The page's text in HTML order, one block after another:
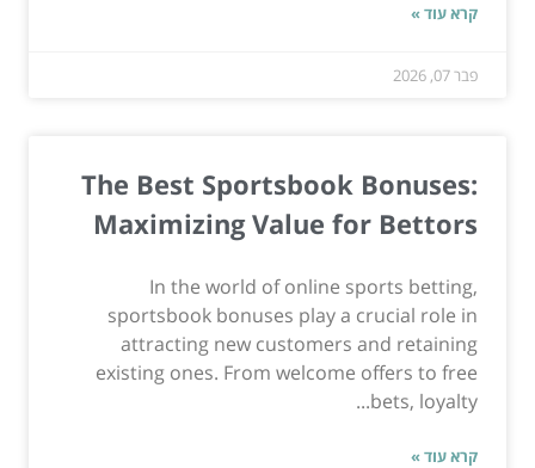
קרא עוד »
פבר 07, 2026
The Best Sportsbook Bonuses:
Maximizing Value for Bettors
In the world of online sports betting,
sportsbook bonuses play a crucial role in
attracting new customers and retaining
existing ones. From welcome offers to free
bets, loyalty...
קרא עוד »